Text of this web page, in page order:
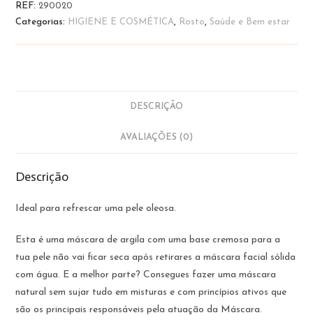
Sólida
REF:290020
Categorias:
HIGIENE E COSMÉTICA, Rosto,Saúde e Bem estar
DESCRIÇÃO
AVALIAÇÕES (0)
Descrição
Ideal para refrescar uma pele oleosa.
Esta é uma máscara de argila com uma base cremosa para a
tua pele não vai ficar seca após retirares a máscara facial sólida
com água. E a melhor parte? Consegues fazer uma máscara
natural sem sujar tudo em misturas e com princípios ativos que
são os principais responsáveis pela atuação da Máscara.